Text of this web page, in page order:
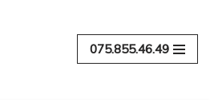
075.855.46.49